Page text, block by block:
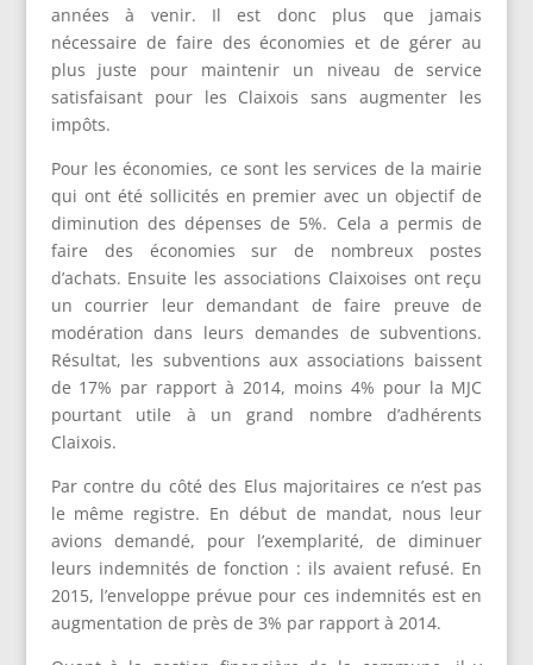
années à venir. Il est donc plus que jamais
nécessaire de faire des économies et de gérer au
plus juste pour maintenir un niveau de service
satisfaisant pour les Claixois sans augmenter les
impôts.
Pour les économies, ce sont les services de la mairie
qui ont été sollicités en premier avec un objectif de
diminution des dépenses de 5%. Cela a permis de
faire des économies sur de nombreux postes
d’achats. Ensuite les associations Claixoises ont reçu
un courrier leur demandant de faire preuve de
modération dans leurs demandes de subventions.
Résultat, les subventions aux associations baissent
de 17% par rapport à 2014, moins 4% pour la MJC
pourtant utile à un grand nombre d’adhérents
Claixois.
Par contre du côté des Elus majoritaires ce n’est pas
le même registre. En début de mandat, nous leur
avions demandé, pour l’exemplarité, de diminuer
leurs indemnités de fonction : ils avaient refusé. En
2015, l’enveloppe prévue pour ces indemnités est en
augmentation de près de 3% par rapport à 2014.